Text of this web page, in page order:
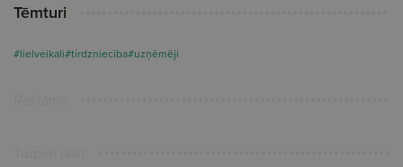
Tēmturi
#lielveikali#tirdzniecība#uzņēmēji